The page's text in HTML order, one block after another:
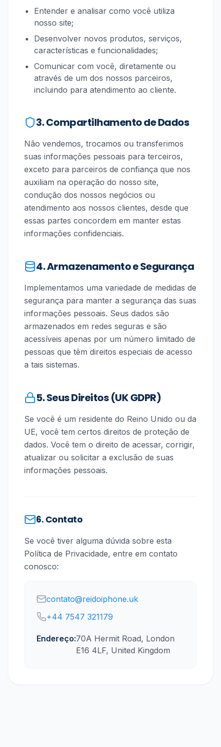
Entender e analisar como você utiliza
nosso site;
Desenvolver novos produtos, serviços,
características e funcionalidades;
Comunicar com você, diretamente ou
através de um dos nossos parceiros,
incluindo para atendimento ao cliente.
3. Compartilhamento de Dados
Não vendemos, trocamos ou transferimos
suas informações pessoais para terceiros,
exceto para parceiros de confiança que nos
auxiliam na operação do nosso site,
condução dos nossos negócios ou
atendimento aos nossos clientes, desde que
essas partes concordem em manter estas
informações confidenciais.
4. Armazenamento e Segurança
Implementamos uma variedade de medidas de
segurança para manter a segurança das suas
informações pessoais. Seus dados são
armazenados em redes seguras e são
acessíveis apenas por um número limitado de
pessoas que têm direitos especiais de acesso
a tais sistemas.
5. Seus Direitos (UK GDPR)
Se você é um residente do Reino Unido ou da
UE, você tem certos direitos de proteção de
dados. Você tem o direito de acessar, corrigir,
atualizar ou solicitar a exclusão de suas
informações pessoais.
6. Contato
Se você tiver alguma dúvida sobre esta
Política de Privacidade, entre em contato
conosco:
contato@reidoiphone.uk
+44 7547 321179
Endereço:70A Hermit Road, London
E16 4LF, United Kingdom